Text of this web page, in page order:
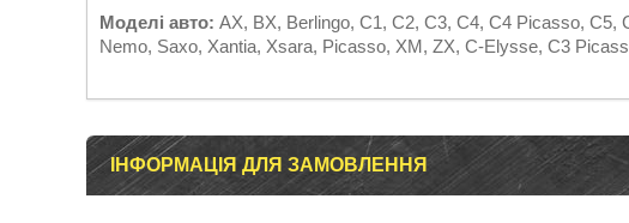
Моделі авто: AX, BX, Berlingo, C1, C2, C3, C4, C4 Picasso,
Nemo, Saxo, Xantia, Xsara, Picasso, XM, ZX, C-Elysse, C3
ІНФОРМАЦІЯ ДЛЯ ЗАМОВЛЕННЯ